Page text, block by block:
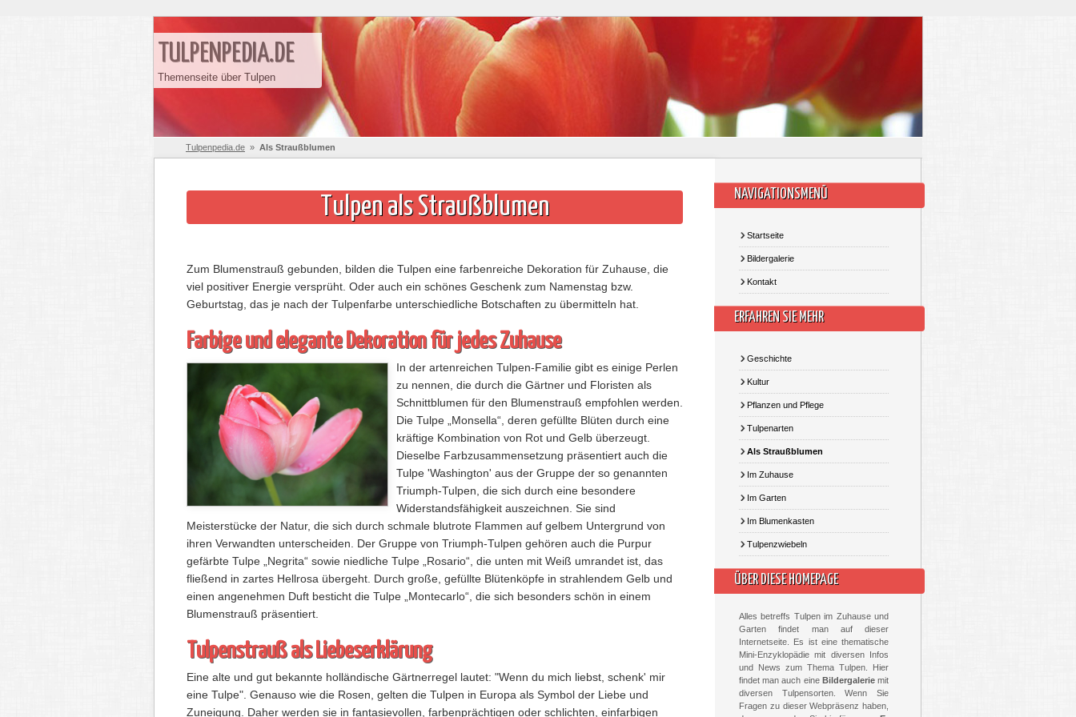
TULPENPEDIA.DE
Themenseite über Tulpen
Tulpenpedia.de » Als Straußblumen
Tulpen als Straußblumen
Zum Blumenstrauß gebunden, bilden die Tulpen eine farbenreiche Dekoration für Zuhause, die
viel positiver Energie versprüht. Oder auch ein schönes Geschenk zum Namenstag bzw.
Geburtstag, das je nach der Tulpenfarbe unterschiedliche Botschaften zu übermitteln hat.
Farbige und elegante Dekoration für jedes Zuhause
In der artenreichen Tulpen-Familie gibt es einige Perlen
zu nennen, die durch die Gärtner und Floristen als
Schnittblumen für den Blumenstrauß empfohlen werden.
Die Tulpe „Monsella“, deren gefüllte Blüten durch eine
kräftige Kombination von Rot und Gelb überzeugt.
Dieselbe Farbzusammensetzung präsentiert auch die
Tulpe 'Washington' aus der Gruppe der so genannten
Triumph-Tulpen, die sich durch eine besondere
Widerstandsfähigkeit auszeichnen. Sie sind
Meisterstücke der Natur, die sich durch schmale blutrote Flammen auf gelbem Untergrund von
ihren Verwandten unterscheiden. Der Gruppe von Triumph-Tulpen gehören auch die Purpur
gefärbte Tulpe „Negrita“ sowie niedliche Tulpe „Rosario“, die unten mit Weiß umrandet ist, das
fließend in zartes Hellrosa übergeht. Durch große, gefüllte Blütenköpfe in strahlendem Gelb und
einen angenehmen Duft besticht die Tulpe „Montecarlo“, die sich besonders schön in einem
Blumenstrauß präsentiert.
Tulpenstrauß als Liebeserklärung
Eine alte und gut bekannte holländische Gärtnerregel lautet: "Wenn du mich liebst, schenk' mir
eine Tulpe". Genauso wie die Rosen, gelten die Tulpen in Europa als Symbol der Liebe und
Zuneigung. Daher werden sie in fantasievollen, farbenprächtigen oder schlichten, einfarbigen
NAVIGATIONSMENÜ
Startseite
Bildergalerie
Kontakt
ERFAHREN SIE MEHR
Geschichte
Kultur
Pflanzen und Pflege
Tulpenarten
Als Straußblumen
Im Zuhause
Im Garten
Im Blumenkasten
Tulpenzwiebeln
ÜBER DIESE HOMEPAGE
Alles betreffs Tulpen im Zuhause und
Garten findet man auf dieser
Internetseite. Es ist eine thematische
Mini-Enzyklopädie mit diversen Infos
und News zum Thema Tulpen. Hier
findet man auch eine Bildergaleriemit
diversen Tulpensorten. Wenn Sie
Fragen zu dieser Webpräsenz haben,